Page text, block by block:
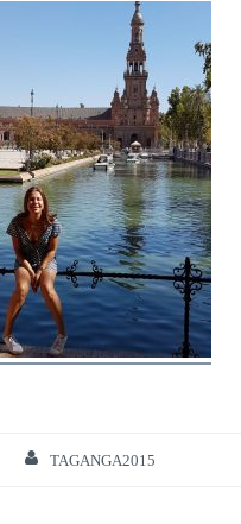
TAGANGA2015